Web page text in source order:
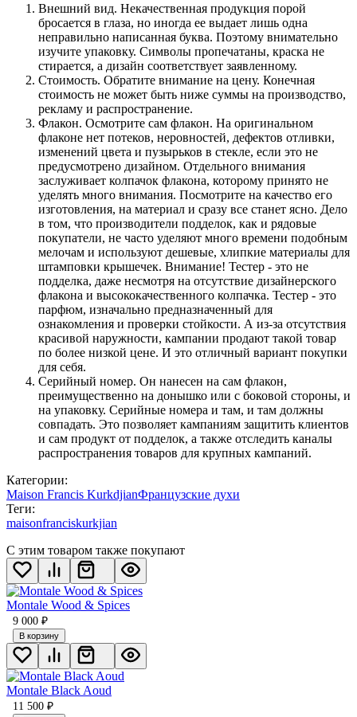
Внешний вид. Некачественная продукция порой
бросается в глаза, но иногда ее выдает лишь одна
неправильно написанная буква. Поэтому внимательно
изучите упаковку. Символы пропечатаны, краска не
стирается, а дизайн соответствует заявленному.
Стоимость. Обратите внимание на цену. Конечная
стоимость не может быть ниже суммы на производство,
рекламу и распространение.
Флакон. Осмотрите сам флакон. На оригинальном
флаконе нет потеков, неровностей, дефектов отливки,
изменений цвета и пузырьков в стекле, если это не
предусмотрено дизайном. Отдельного внимания
заслуживает колпачок флакона, которому принято не
уделять много внимания. Посмотрите на качество его
изготовления, на материал и сразу все станет ясно. Дело
в том, что производители подделок, как и рядовые
покупатели, не часто уделяют много времени подобным
мелочам и используют дешевые, хлипкие материалы для
штамповки крышечек. Внимание! Тестер - это не
подделка, даже несмотря на отсутствие дизайнерского
флакона и высококачественного колпачка. Тестер - это
парфюм, изначально предназначенный для
ознакомления и проверки стойкости. А из-за отсутствия
красивой наружности, кампании продают такой товар
по более низкой цене. И это отличный вариант покупки
для себя.
Серийный номер. Он нанесен на сам флакон,
преимущественно на донышко или с боковой стороны, и
на упаковку. Серийные номера и там, и там должны
совпадать. Это позволяет кампаниям защитить клиентов
и сам продукт от подделок, а также отследить каналы
распространения товаров для крупных кампаний.
Категории:
Maison Francis KurkdjianФранцузские духи
Теги:
maisonfranciskurkjian
С этим товаром также покупают
Montale Wood & Spices
9 000 ₽
В корзину
Montale Black Aoud
11 500 ₽